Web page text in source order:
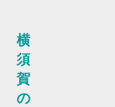
横
須
賀
の